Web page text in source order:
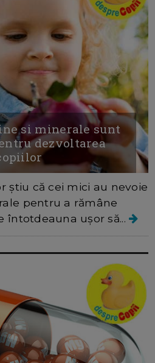
si minerale sunt
dezvoltarea
știu că cei mici au nevoie
pentru a rămâne
întotdeauna ușor să...